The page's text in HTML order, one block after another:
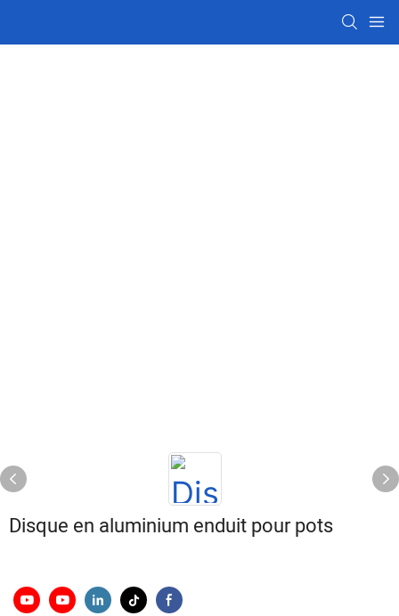
Disque en aluminium enduit pour pots